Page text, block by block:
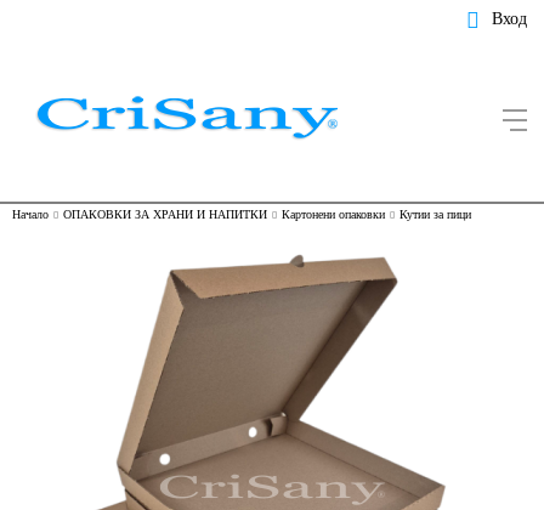
Вход
Начало ОПАКОВКИ ЗА ХРАНИ И НАПИТКИ Картонени опаковки Кутии за пици